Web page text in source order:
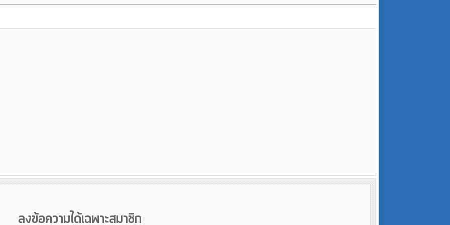
ลงข้อความได้เฉพาะสมาชิก